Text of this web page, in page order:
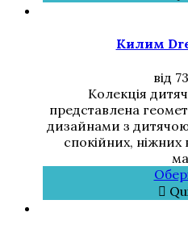
Килим
від
Колекція
представлена
дизайнами з
спокійних, ніжних